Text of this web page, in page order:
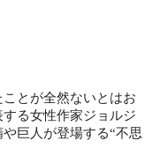
ことが全然ないとはお
る女性作家ジョルジ
巨人が登場する“不思